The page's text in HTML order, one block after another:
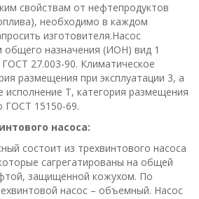
свойствам от нефтепродуктов
необходимо в каждом
изготовителя.Насос
общего назначения (ИОН) вид 1
27.003-90. Климатическое
размещения при эксплуатации 3, а
исполнение Т, категория размещения
ГОСТ 15150-69.
насоса:
состоит из трехвинтового насоса
сагрегатированы на общей
защищенной кожухом. По
насос – объемный. Насос